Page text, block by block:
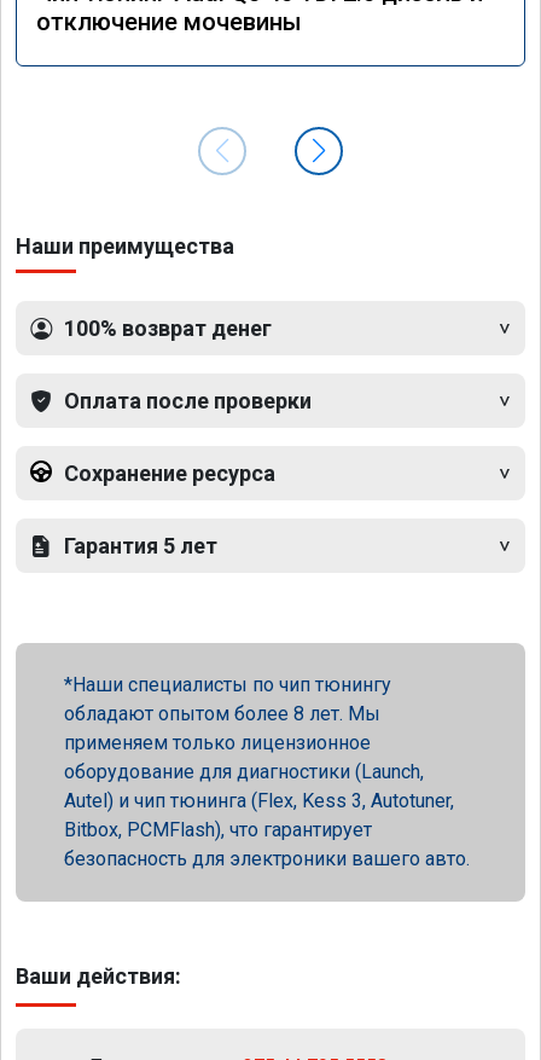
отключение мочевины
Наши преимущества
100% возврат денег
Оплата после проверки
Сохранение ресурса
Гарантия 5 лет
Наши специалисты по чип тюнингу
обладают опытом более 8 лет. Мы
применяем только лицензионное
оборудование для диагностики (Launch,
Autel) и чип тюнинга (Flex, Kess 3, Autotuner,
Bitbox, PCMFlash), что гарантирует
безопасность для электроники вашего авто.
Ваши действия: